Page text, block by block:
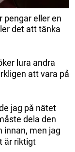
pengar eller en
det att tänka
lura andra
att vara på
jag på nätet
dela den
innan, men jag
är riktigt